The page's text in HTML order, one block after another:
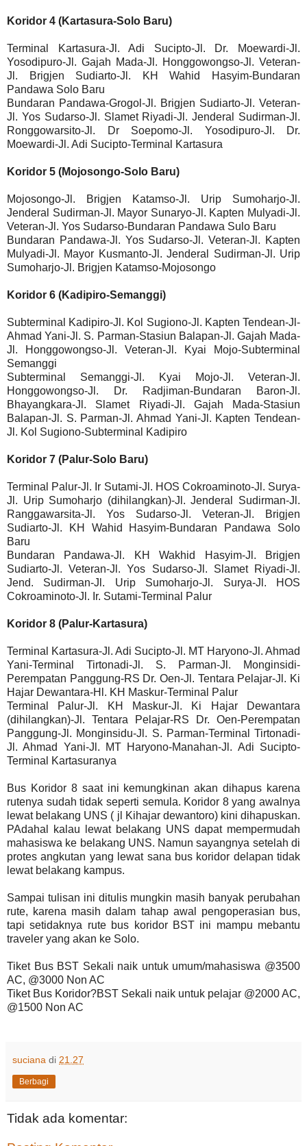
Koridor 4 (Kartasura-Solo Baru)
Terminal Kartasura-Jl. Adi Sucipto-Jl. Dr. Moewardi-Jl.
Yosodipuro-Jl. Gajah Mada-Jl. Honggowongso-Jl. Veteran-
Jl. Brigjen Sudiarto-Jl. KH Wahid Hasyim-Bundaran
Pandawa Solo Baru
Bundaran Pandawa-Grogol-Jl. Brigjen Sudiarto-Jl. Veteran-
Jl. Yos Sudarso-Jl. Slamet Riyadi-Jl. Jenderal Sudirman-Jl.
Ronggowarsito-Jl. Dr Soepomo-Jl. Yosodipuro-Jl. Dr.
Moewardi-Jl. Adi Sucipto-Terminal Kartasura
Koridor 5 (Mojosongo-Solo Baru)
Mojosongo-Jl. Brigjen Katamso-Jl. Urip Sumoharjo-Jl.
Jenderal Sudirman-Jl. Mayor Sunaryo-Jl. Kapten Mulyadi-Jl.
Veteran-Jl. Yos Sudarso-Bundaran Pandawa Sulo Baru
Bundaran Pandawa-Jl. Yos Sudarso-Jl. Veteran-Jl. Kapten
Mulyadi-Jl. Mayor Kusmanto-Jl. Jenderal Sudirman-Jl. Urip
Sumoharjo-Jl. Brigjen Katamso-Mojosongo
Koridor 6 (Kadipiro-Semanggi)
Subterminal Kadipiro-Jl. Kol Sugiono-Jl. Kapten Tendean-Jl-
Ahmad Yani-Jl. S. Parman-Stasiun Balapan-Jl. Gajah Mada-
Jl. Honggowongso-Jl. Veteran-Jl. Kyai Mojo-Subterminal
Semanggi
Subterminal Semanggi-Jl. Kyai Mojo-Jl. Veteran-Jl.
Honggowongso-Jl. Dr. Radjiman-Bundaran Baron-Jl.
Bhayangkara-Jl. Slamet Riyadi-Jl. Gajah Mada-Stasiun
Balapan-Jl. S. Parman-Jl. Ahmad Yani-Jl. Kapten Tendean-
Jl. Kol Sugiono-Subterminal Kadipiro
Koridor 7 (Palur-Solo Baru)
Terminal Palur-Jl. Ir Sutami-Jl. HOS Cokroaminoto-Jl. Surya-
Jl. Urip Sumoharjo (dihilangkan)-Jl. Jenderal Sudirman-Jl.
Ranggawarsita-Jl. Yos Sudarso-Jl. Veteran-Jl. Brigjen
Sudiarto-Jl. KH Wahid Hasyim-Bundaran Pandawa Solo
Baru
Bundaran Pandawa-Jl. KH Wakhid Hasyim-Jl. Brigjen
Sudiarto-Jl. Veteran-Jl. Yos Sudarso-Jl. Slamet Riyadi-Jl.
Jend. Sudirman-Jl. Urip Sumoharjo-Jl. Surya-Jl. HOS
Cokroaminoto-Jl. Ir. Sutami-Terminal Palur
Koridor 8 (Palur-Kartasura)
Terminal Kartasura-Jl. Adi Sucipto-Jl. MT Haryono-Jl. Ahmad
Yani-Terminal Tirtonadi-Jl. S. Parman-Jl. Monginsidi-
Perempatan Panggung-RS Dr. Oen-Jl. Tentara Pelajar-Jl. Ki
Hajar Dewantara-Hl. KH Maskur-Terminal Palur
Terminal Palur-Jl. KH Maskur-Jl. Ki Hajar Dewantara
(dihilangkan)-Jl. Tentara Pelajar-RS Dr. Oen-Perempatan
Panggung-Jl. Monginsidu-Jl. S. Parman-Terminal Tirtonadi-
Jl. Ahmad Yani-Jl. MT Haryono-Manahan-Jl. Adi Sucipto-
Terminal Kartasuranya
Bus Koridor 8 saat ini kemungkinan akan dihapus karena
rutenya sudah tidak seperti semula. Koridor 8 yang awalnya
lewat belakang UNS ( jl Kihajar dewantoro) kini dihapuskan.
PAdahal kalau lewat belakang UNS dapat mempermudah
mahasiswa ke belakang UNS. Namun sayangnya setelah di
protes angkutan yang lewat sana bus koridor delapan tidak
lewat belakang kampus.
Sampai tulisan ini ditulis mungkin masih banyak perubahan
rute, karena masih dalam tahap awal pengoperasian bus,
tapi setidaknya rute bus koridor BST ini mampu mebantu
traveler yang akan ke Solo.
Tiket Bus BST Sekali naik untuk umum/mahasiswa @3500
AC, @3000 Non AC
Tiket Bus Koridor?BST Sekali naik untuk pelajar @2000 AC,
@1500 Non AC
suciana di 21.27
Berbagi
Tidak ada komentar: